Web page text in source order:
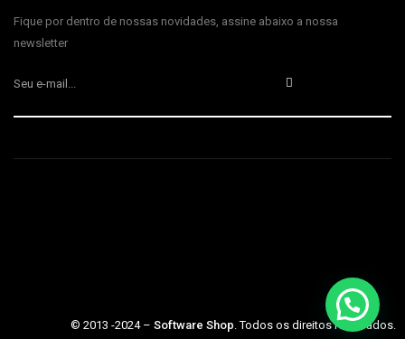
Fique por dentro de nossas novidades, assine abaixo a nossa
newsletter
© 2013 -2024 – Software Shop . Todos os direitos reservados.